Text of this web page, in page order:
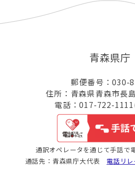
青森県庁
郵便番号：030-
住所：青森県青森市長
電話：017-722-
通訳オペレータを通じて手話で
通話先：青森県庁大代表 電話リ